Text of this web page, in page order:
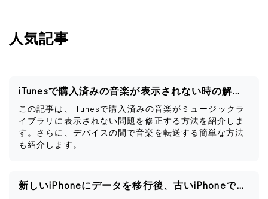
人気記事
iTunesで購入済みの音楽が表示されない時の解決策
この記事は、iTunesで購入済みの音楽がミュージックラ
イブラリに表示されない問題を修正する方法を紹介しま
す。さらに、デバイスの間で音楽を転送する簡単な方法
も紹介します。
新しいiPhoneにデータを移行後、古いiPhoneですべきこと